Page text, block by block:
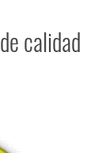
calidad